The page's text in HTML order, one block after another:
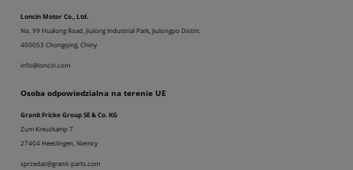
Loncin Motor Co., Ltd.
No. 99 Hualong Road, Jiulong Industrial Park, Jiulongpo Distric
400053 Chongqing, Chiny
info@loncin.com
Osoba odpowiedzialna na terenie UE
Granit Fricke Group SE & Co. KG
Zum Kreuzkamp 7
27404 Heeslingen, Niemcy
sprzedaz@granit-parts.com